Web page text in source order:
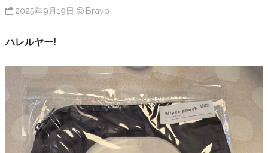
2025年9月19日 Bravo
ハレルヤー!